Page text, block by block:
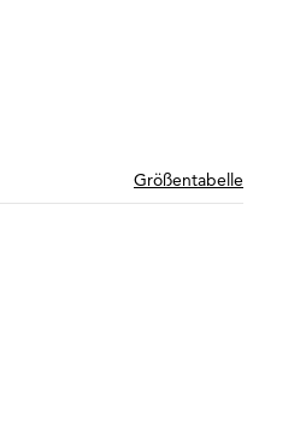
Größentabelle